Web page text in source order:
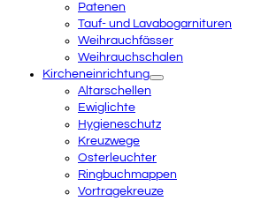
Patenen
Tauf- und Lavabogarnituren
Weihrauchfässer
Weihrauchschalen
Kircheneinrichtung
Altarschellen
Ewiglichte
Hygieneschutz
Kreuzwege
Osterleuchter
Ringbuchmappen
Vortragekreuze